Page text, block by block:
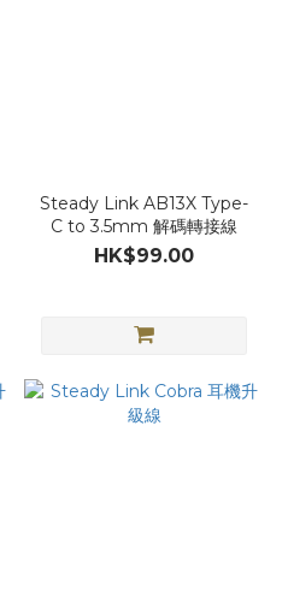
Steady Link AB13X Type-
C to 3.5mm 解碼轉接線
HK$99.00